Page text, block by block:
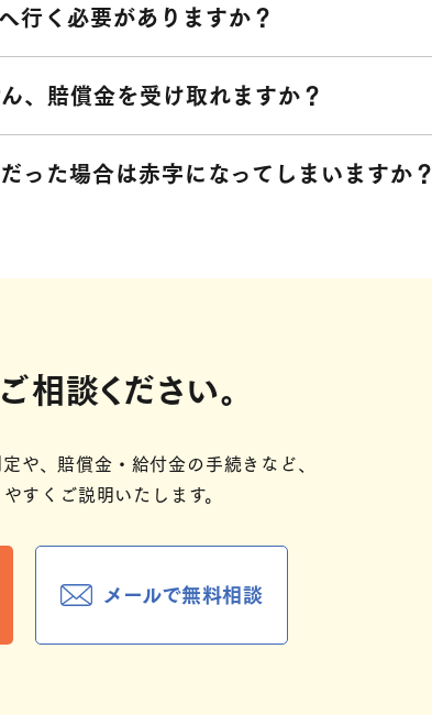
行く必要がありますか？
、賠償金を受け取れますか？
った場合は赤字になってしまいますか？
相談ください。
や、賠償金・給付金の手続きなど、​
すくご説明いたします。​
メールで無料相談